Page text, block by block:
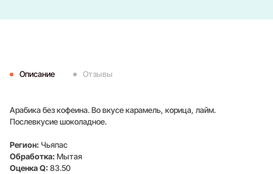
Описание Отзывы
Арабика без кофеина. Во вкусе карамель, корица, лайм.
Послевкусие шоколадное.
Регион: Чьяпас
Обработка: Мытая
Оценка Q: 83.50